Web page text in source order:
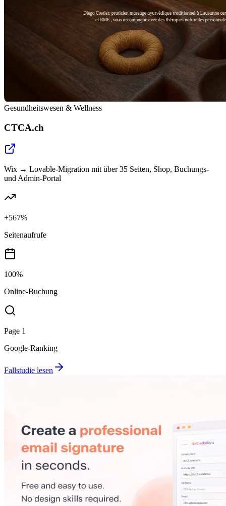
Gesundheitswesen & Wellness
CTCA.ch
Wix → Lovable-Migration mit über 35 Seiten, Shop, Buchungs-
und Admin-Portal
+567%
Seitenaufrufe
100%
Online-Buchung
Page 1
Google-Ranking
Fallstudie lesen